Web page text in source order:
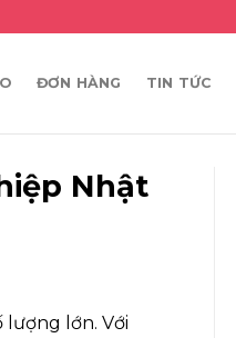
ĐƠN HÀNG TIN TỨC
Nhật
lớn. Với